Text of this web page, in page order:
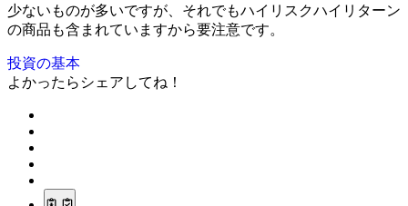
少ないものが多いですが、それでもハイリスクハイリターン
の商品も含まれていますから要注意です。
投資の基本
よかったらシェアしてね！